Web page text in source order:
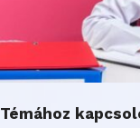
Témához